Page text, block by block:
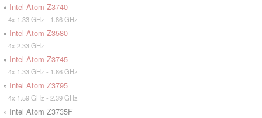
» Intel Atom Z3740
4x 1.33 GHz - 1.86 GHz
» Intel Atom Z3580
4x 2.33 GHz
» Intel Atom Z3745
4x 1.33 GHz - 1.86 GHz
» Intel Atom Z3795
4x 1.59 GHz - 2.39 GHz
» Intel Atom Z3735F